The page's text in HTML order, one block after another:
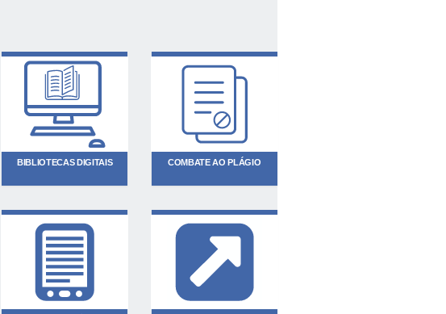
BIBLIOTECAS DIGITAIS COMBATE AO PLÁGIO